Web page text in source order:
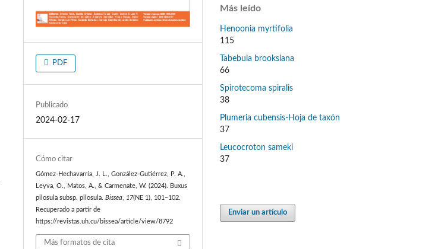
PDF
Publicado
2024-02-17
Cómo citar
Gómez-Hechavarría, J. L., González-Gutiérrez, P. A.,
Leyva, O., Matos, A., & Carmenate, W. (2024). Buxus
pilosula subsp. pilosula.Bissea, 17(NE 1), 101–102.
Recuperado a partir de
https://revistas.uh.cu/bissea/article/view/8792
Más formatos de cita
Más leído
Henoonia myrtifolia
115
Tabebuia brooksiana
66
Spirotecoma spiralis
38
Plumeria cubensis-Hoja de taxón
37
Leucocroton sameki
37
Enviar un artículo